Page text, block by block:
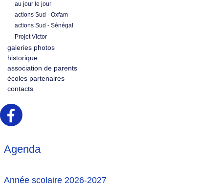
au jour le jour
actions Sud - Oxfam
actions Sud - Sénégal
Projet Victor
galeries photos
historique
association de parents
écoles partenaires
contacts
Agenda
Année scolaire 2026-2027